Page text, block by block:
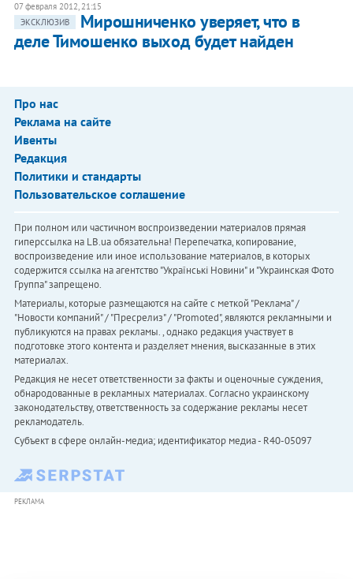
07 февраля 2012, 21:15
ЭКСКЛЮЗИВ
Мирошниченко уверяет, что в
деле Тимошенко выход будет найден
Про нас
Реклама на сайте
Ивенты
Редакция
Политики и стандарты
Пользовательское соглашение
При полном или частичном воспроизведении материалов прямая
гиперссылка на LB.ua обязательна! Перепечатка, копирование,
воспроизведение или иное использование материалов, в которых
содержится ссылка на агентство "Українськi Новини" и "Украинская Фото
Группа" запрещено.
Материалы, которые размещаются на сайте с меткой "Реклама" /
"Новости компаний" / "Пресрелиз" / "Promoted", являются рекламными и
публикуются на правах рекламы. , однако редакция участвует в
подготовке этого контента и разделяет мнения, высказанные в этих
материалах.
Редакция не несет ответственности за факты и оценочные суждения,
обнародованные в рекламных материалах. Согласно украинскому
законодательству, ответственность за содержание рекламы несет
рекламодатель.
Субъект в сфере онлайн-медиа; идентификатор медиа - R40-05097
РЕКЛАМА